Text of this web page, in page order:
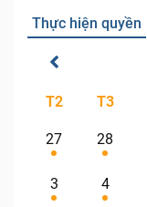
Thực hiện quyền
T2 T3
27 28
3 4